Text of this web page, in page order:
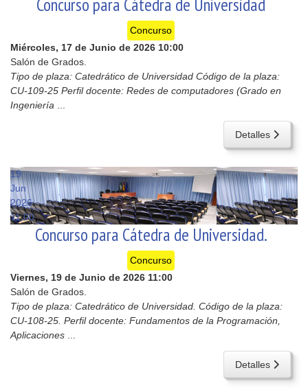
Concurso
Miércoles, 17 de Junio de 2026 10:00
Salón de Grados.
Tipo de plaza: Catedrático de Universidad Código de la plaza:
CU-109-25 Perfil docente: Redes de computadores (Grado en
Ingeniería
Detalles
19
Jun
2026
11:00
Concurso para Cátedra de Universidad.
Concurso
Viernes, 19 de Junio de 2026 11:00
Salón de Grados.
Tipo de plaza: Catedrático de Universidad. Código de la plaza:
CU-108-25. Perfil docente: Fundamentos de la Programación,
Aplicaciones
Detalles